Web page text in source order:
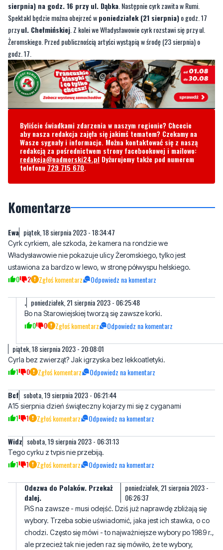
Kiedy do Cyrku 'Arena'?
WGdynido cyrku będzie można wybrać się wpiątek oraz sobotę (18 i 19
sierpnia) na godz. 17 przy ul. Nowowiczlińskiej oraz w niedzielę (20
sierpnia) na godz. 16 przy ul. Dąbka. Następnie cyrk zawita w Rumi.
Spektakl będzie można obejrzeć w
przyul. Chełmińskiej. Z kolei we Władysławowie cyrk rozstawi się przy ul.
Żeromskiego. Przed publicznością artyści wystąpią w środę (23 sierpnia) o
godz. 17.
Byliście świadkami zdarzenia w naszym regionie? Chcecie
aby nasza redakcja zajęła się jakimś tematem? Czekamy na
redakcją za pośrednictwem strony facebookowej i mailowo:
telefonu729 715 670
Komentarze
Ewa piątek, 18 sierpnia 2023 - 18:34:47
Cyrk cyrkiem, ale szkoda, że kamera na rondzie we
ustawiona za bardzo w lewo, w stronę półwyspu helskiego.
2 Zgłoś komentarz Odpowiedz na komentarz
Bo na Starowiejskiej tworzą się zawsze korki.
0 0 Zgłoś komentarz Odpowiedz na komentarz
Cyrla bez zwierząt? Jak igrzyska bez lekkoatletyki.
1 0 Zgłoś komentarz Odpowiedz na komentarz
A15 sierpnia dzień świąteczny kojarzy mi się z cyganami
1 1 Zgłoś komentarz Odpowiedz na komentarz
Tego cyrku z tvpis nie przebiją.
1 Zgłoś komentarz Odpowiedz na komentarz
Odezwa do Polaków. Przekaż
dalej.
poniedziałek, 21 sierpnia 2023 -
06:26:37
PiS na zawsze - musi odejść. Dziś już naprawdę zbliżają się